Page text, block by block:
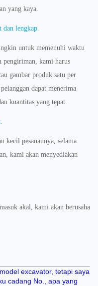
yang kaya.
dan lengkap.
untuk memenuhi waktu
pengiriman, kami harus
gambar produk satu per
dapat menerima
kuantitas yang tepat.
kecil pesanannya, selama
kami akan menyediakan
akal, kami akan berusaha
excavator, tetapi saya
cadang No., apa yang